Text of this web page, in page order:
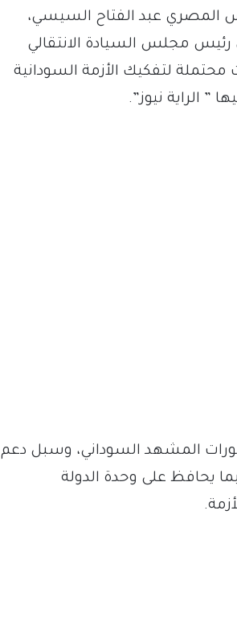
المصري عبد الفتاح السيسي،
رئيس مجلس السيادة الانتقالي
لتفكيك الأزمة السودانية
” الراية نيوز”.
المشهد السوداني، وسبل دعم
يحافظ على وحدة الدولة